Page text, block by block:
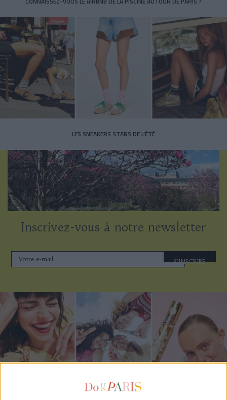
LES SNEAKERS STARS DE L’ÉTÉ
Inscrivez-vous à notre newsletter
S'INSCRIRE